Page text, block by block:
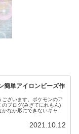
簡単アイロンビーズ作
ございます。ポケモンのア
ブログ(みぎてにれもん)
なか形にできないキャラ
2021.10.12